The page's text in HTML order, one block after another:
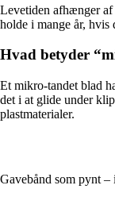
Levetiden afhænger af
holde i mange år, hvis
Hvad betyder
Et mikro-tandet blad
det i at glide under
plastmaterialer.
Gavebånd som pynt